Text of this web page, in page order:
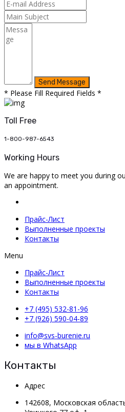
* Please Fill Required Fields *
Toll Free
1-800-987-6543
Working Hours
We are happy to meet you during
an appointment.
Прайс-Лист
Выполненные проекты
Контакты
Menu
Прайс-Лист
Выполненные проекты
Контакты
+7 (495) 532-81-96
+7 (926) 590-04-89
info@svs-burenie.ru
мы в WhatsApp
Контакты
Адрес
142608, Московская